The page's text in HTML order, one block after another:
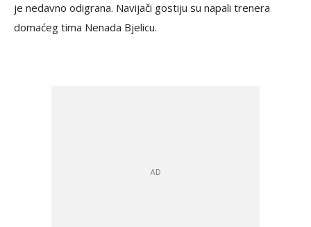
je nedavno odigrana. Navijači gostiju su napali trenera
domaćeg tima Nenada Bjelicu.